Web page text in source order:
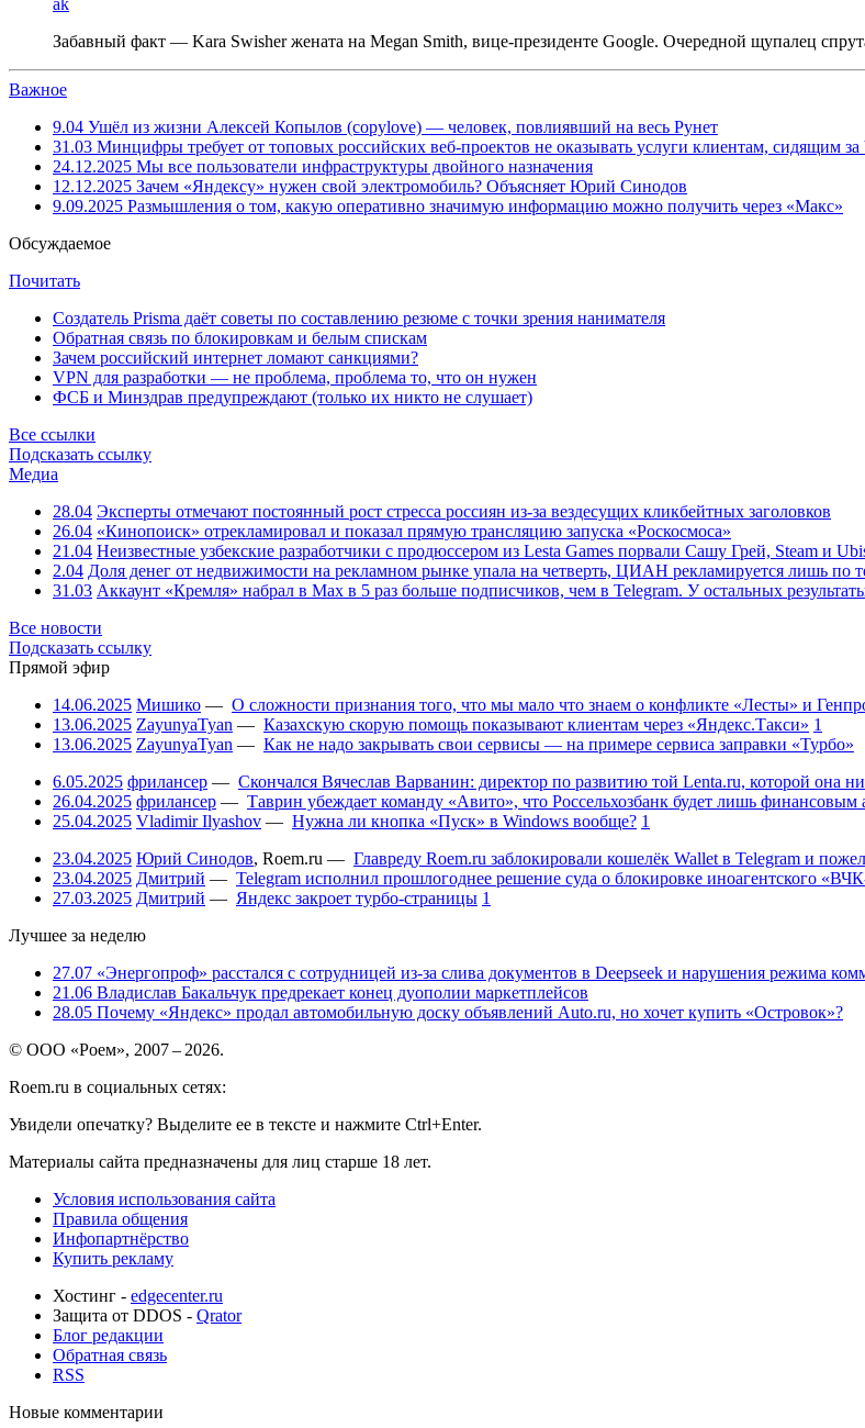
Забавный факт — Kara Swisher жената на Megan Smith, вице-президенте Google. Очередной щупалец
Важное
9.04 Ушёл из жизни Алексей Копылов (copylove) — человек, повлиявший на весь Рунет
31.03 Минцифры требует от топовых российских веб-проектов не оказывать услуги клиентам, сидящим
24.12.2025 Мы все пользователи инфраструктуры двойного назначения
12.12.2025 Зачем «Яндексу» нужен свой электромобиль? Объясняет Юрий Синодов
9.09.2025 Размышления о том, какую оперативно значимую информацию можно получить через «Макс»
Обсуждаемое
Почитать
Создатель Prisma даёт советы по составлению резюме с точки зрения нанимателя
Обратная связь по блокировкам и белым спискам
Зачем российский интернет ломают санкциями?
VPN для разработки — не проблема, проблема то, что он нужен
ФСБ и Минздрав предупреждают (только их никто не слушает)
Все ссылки
Подсказать ссылку
Медиа
28.04 Эксперты отмечают постоянный рост стресса россиян из-за вездесущих кликбейтных заголовков
26.04 «Кинопоиск» отрекламировал и показал прямую трансляцию запуска «Роскосмоса»
21.04 Неизвестные узбекские разработчики с продюссером из Lesta Games порвали Сашу Грей, Steam и
2.04 Доля денег от недвижимости на рекламном рынке упала на четверть, ЦИАН рекламируется лишь по
31.03 Аккаунт «Кремля» набрал в Max в 5 раз больше подписчиков, чем в Telegram. У остальных
Все новости
Подсказать ссылку
Прямой эфир
14.06.2025 Мишико — О сложности признания того, что мы мало что знаем о конфликте «Лесты» и
13.06.2025 ZayunyaTyan — Казахскую скорую помощь показывают клиентам через «Яндекс.Такси» 1
13.06.2025 ZayunyaTyan — Как не надо закрывать свои сервисы — на примере сервиса заправки «Турбо»
6.05.2025 фрилансер — Скончался Вячеслав Варванин: директор по развитию той Lenta.ru, которой она
26.04.2025 фрилансер — Таврин убеждает команду «Авито», что Россельхозбанк будет лишь
25.04.2025 Vladimir Ilyashov — Нужна ли кнопка «Пуск» в Windows вообще? 1
23.04.2025 Юрий Синодов, Roem.ru — Главреду Roem.ru заблокировали кошелёк Wallet в Telegram и
23.04.2025 Дмитрий — Telegram исполнил прошлогоднее решение суда о блокировке иноагентского
27.03.2025 Дмитрий — Яндекс закроет турбо-страницы 1
Лучшее за неделю
27.07 «Энергопроф» расстался с сотрудницей из-за слива документов в Deepseek и нарушения режима
21.06 Владислав Бакальчук предрекает конец дуополии маркетплейсов
28.05 Почему «Яндекс» продал автомобильную доску объявлений Auto.ru, но хочет купить «Островок»?
© ООО «Роем», 2007 – 2026.
Roem.ru в социальных сетях:
Увидели опечатку? Выделите ее в тексте и нажмите Ctrl+Enter.
Материалы сайта предназначены для лиц старше 18 лет.
Условия использования сайта
Правила общения
Инфопартнёрство
Купить рекламу
Хостинг - edgecenter.ru
Защита от DDOS - Qrator
Блог редакции
Обратная связь
RSS
Новые комментарии